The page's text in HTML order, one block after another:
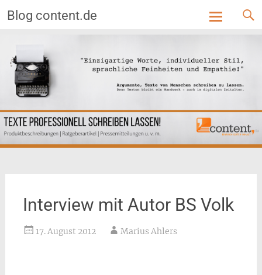
Blog content.de
Skip
content
Interview mit Autor BS Volk
17. August 2012 Marius Ahlers